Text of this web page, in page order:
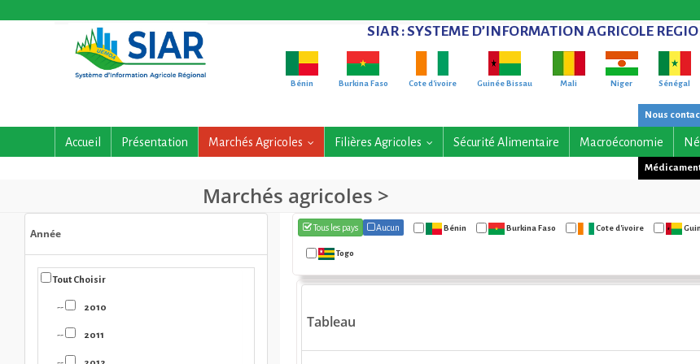
SIAR : SYSTEME D’INFORMATION AGRICOLE
Bénin Burkina Faso Cote d'ivoire Guinée Bissau Mali Niger Sénégal
Nous
Accueil Présentation Marchés Agricoles Filières Agricoles Sécurité Alimentaire Macroéconomie
Marchés agricoles >
Année
Tout Choisir
-- 2010
-- 2011
Tous les pays Aucun Bénin Burkina Faso Cote d'ivoire
Togo
Tableau